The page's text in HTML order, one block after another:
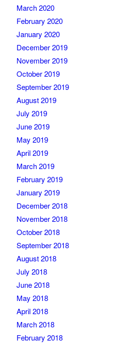
March 2020
February 2020
January 2020
December 2019
November 2019
October 2019
September 2019
August 2019
July 2019
June 2019
May 2019
April 2019
March 2019
February 2019
January 2019
December 2018
November 2018
October 2018
September 2018
August 2018
July 2018
June 2018
May 2018
April 2018
March 2018
February 2018